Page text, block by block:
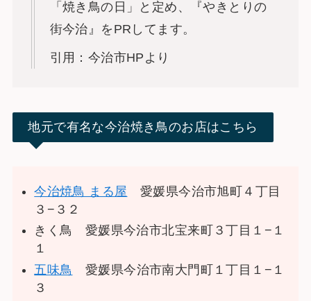
「焼き鳥の日」と定め、『やきとりの
街今治』をPRしてます。
引用：今治市HPより
地元で有名な今治焼き鳥のお店はこちら
今治焼鳥 まる屋 愛媛県今治市旭町４丁目
３−３２
きく鳥 愛媛県今治市北宝来町３丁目１−１
１
五味鳥
愛媛県今治市南大門町１丁目１−１
３